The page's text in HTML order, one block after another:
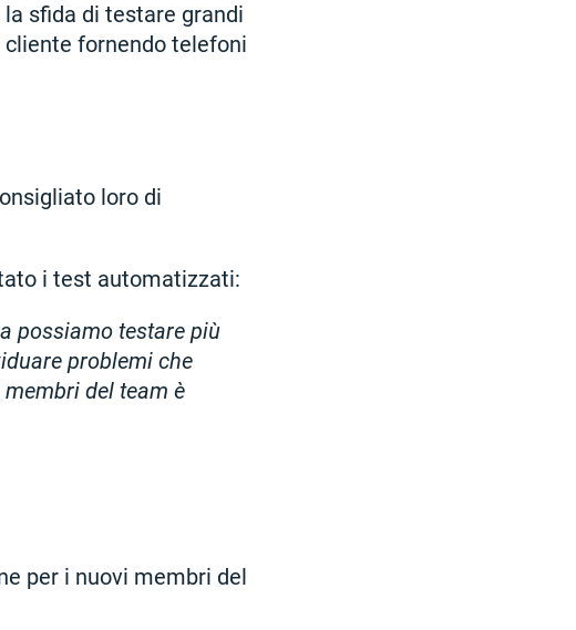
sfida di testare grandi
fornendo telefoni
loro di
i test automatizzati:
possiamo testare più
problemi che
del team è
per i nuovi membri del